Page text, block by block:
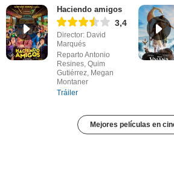
Haciendo amigos
3,4
Director: David
Marqués
Reparto Antonio
Resines, Quim
Gutiérrez, Megan
Montaner
Tráiler
Mejores películas en